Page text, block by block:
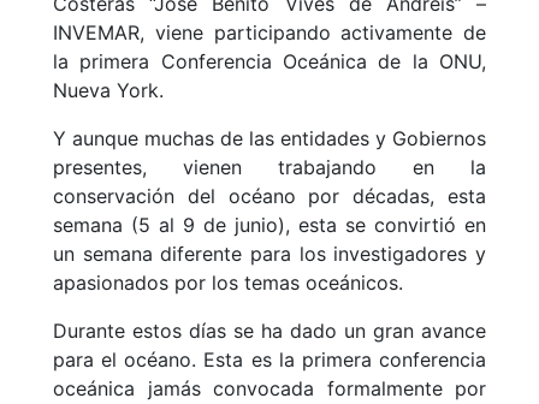
INVEMAR, viene participando activamente de
la primera Conferencia Oceánica de la ONU,
Nueva York.
Y aunque muchas de las entidades y Gobiernos
presentes, vienen trabajando en la
conservación del océano por décadas, esta
semana (5 al 9 de junio), esta se convirtió en
un semana diferente para los investigadores y
apasionados por los temas oceánicos.
Durante estos días se ha dado un gran avance
para el océano. Esta es la primera conferencia
oceánica jamás convocada formalmente por